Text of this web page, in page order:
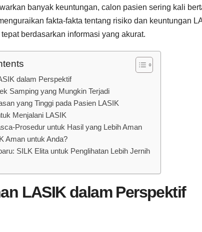
banyak keuntungan, calon pasien sering kali
fakta-fakta tentang risiko dan keuntungan
berdasarkan informasi yang akurat.
dalam Perspektif
Samping yang Mungkin Terjadi
yang Tinggi pada Pasien LASIK
Menjalani LASIK
Prosedur untuk Hasil yang Lebih Aman
Aman untuk Anda?
SILK Elita untuk Penglihatan Lebih Jernih
LASIK dalam Perspektif